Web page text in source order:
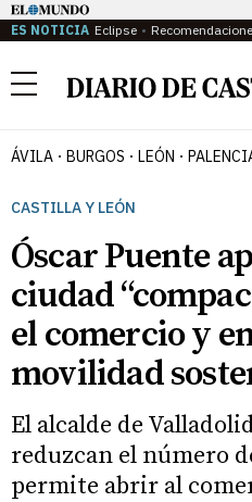
ES NOTICIA Eclipse
Menú
ÁVILA BURGOS LEÓN
CASTILLA Y LEÓN
Óscar Puente
ciudad
el comercio y
movilidad
El alcalde de
reduzcan el número
permite abrir al